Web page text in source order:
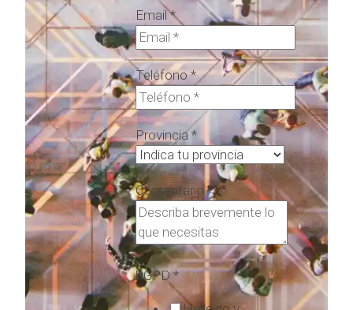
Email*
Teléfono*
Provincia*
Comentario*
RGPD*